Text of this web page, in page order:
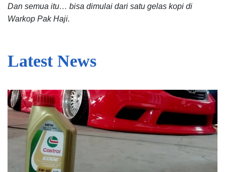
Dan semua itu… bisa dimulai dari satu gelas kopi di
Warkop Pak Haji.
Latest News